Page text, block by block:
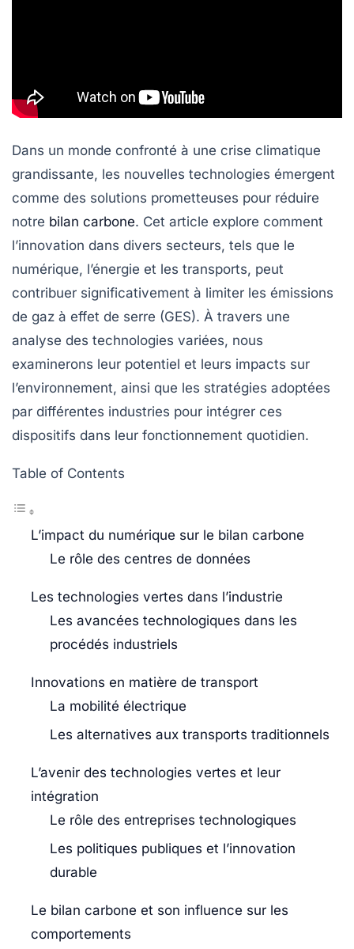
Dans un monde confronté à une crise climatique
grandissante, les nouvelles technologies émergent
comme des solutions prometteuses pour réduire
notre bilan carbone. Cet article explore comment
l’innovation dans divers secteurs, tels que le
numérique, l’énergie et les transports, peut
contribuer significativement à limiter les émissions
de gaz à effet de serre (GES). À travers une
analyse des technologies variées, nous
examinerons leur potentiel et leurs impacts sur
l’environnement, ainsi que les stratégies adoptées
par différentes industries pour intégrer ces
dispositifs dans leur fonctionnement quotidien.
Table of Contents
L’impact du numérique sur le bilan carbone
Le rôle des centres de données
Les technologies vertes dans l’industrie
Les avancées technologiques dans les
procédés industriels
Innovations en matière de transport
La mobilité électrique
Les alternatives aux transports traditionnels
L’avenir des technologies vertes et leur
intégration
Le rôle des entreprises technologiques
Les politiques publiques et l’innovation
durable
Le bilan carbone et son influence sur les
comportements